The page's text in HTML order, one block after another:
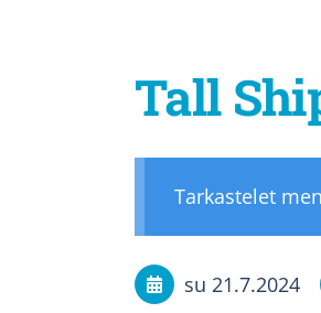
Tall
Tarkastelet
su 21.7.2024